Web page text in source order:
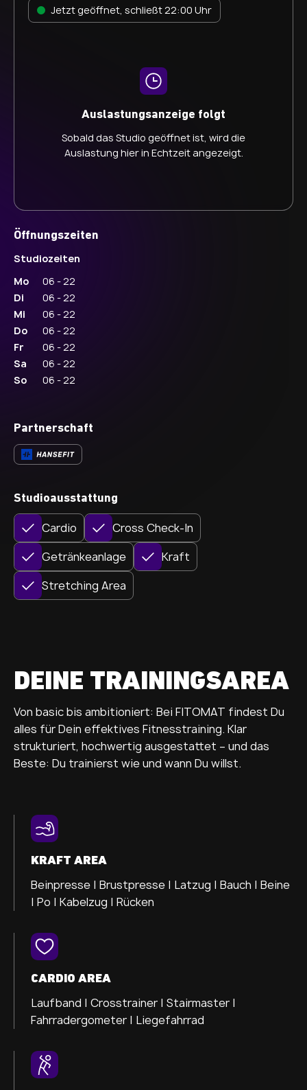
Jetzt geöffnet, schließt 22:00 Uhr
Auslastungsanzeige folgt
Sobald das Studio geöffnet ist, wird die
Auslastung hier in Echtzeit angezeigt.
Öffnungszeiten
Studiozeiten
Mo
06 - 22
Di
06 - 22
Mi
06 - 22
Do
06 - 22
Fr
06 - 22
Sa
06 - 22
So
06 - 22
Partnerschaft
Studioausstattung
Cardio
Cross Check-In
Getränkeanlage
Kraft
Stretching Area
DEINE TRAININGSAREA
Von basic bis ambitioniert: Bei FITOMAT findest Du
alles für Dein effektives Fitnesstraining. Klar
strukturiert, hochwertig ausgestattet – und das
Beste: Du trainierst wie und wann Du willst.
KRAFT AREA
Beinpresse | Brustpresse | Latzug | Bauch | Beine
| Po | Kabelzug | Rücken
CARDIO AREA
Laufband | Crosstrainer | Stairmaster |
Fahrradergometer | Liegefahrrad